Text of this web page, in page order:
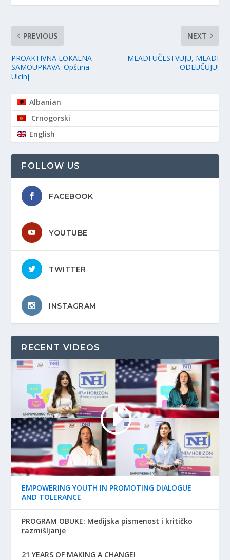
PREVIOUS
PROAKTIVNA LOKALNA
SAMOUPRAVA: Opština
Ulcinj
NEXT
MLADI UČESTVUJU, MLADI
ODLUČUJU!
Albanian
Crnogorski
English
FOLLOW US
FACEBOOK
YOUTUBE
TWITTER
INSTAGRAM
RECENT VIDEOS
EMPOWERING YOUTH IN PROMOTING DIALOGUE
AND TOLERANCE
PROGRAM OBUKE: Medijska pismenost i kritičko
razmišljanje
21 YEARS OF MAKING A CHANGE!